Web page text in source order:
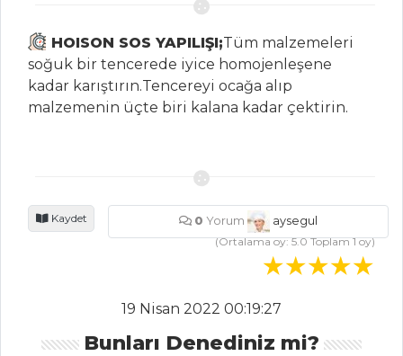
Tarifleri
HAMUR İŞLERI
Kurabiye
SALAMLI,
TEPSİDE TALAŞ
HOISON SOS YAPILIŞI;Tüm malzemeleri
soğuk bir tencerede iyice homojenleşene
kadar karıştırın.Tencereyi ocağa alıp
malzemenin üçte biri kalana kadar çektirin.
Kaydet 0 Yorum
aysegul
(Ortalama oy:5.0Toplam1oy)
19 Nisan 2022 00:19:27
Bunları Denediniz mi?